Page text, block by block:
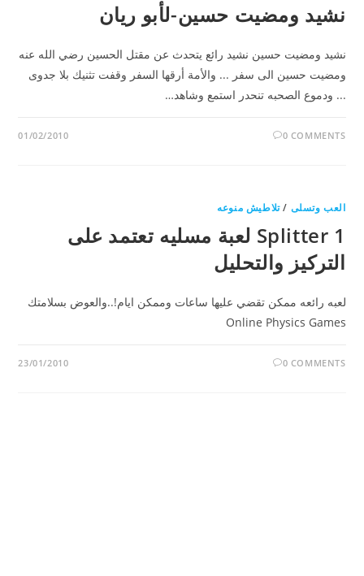
نشيد ومضيت حسين-لأبو ريان
نشيد ومضيت حسين نشيد رائع يتحدث عن مقتل الحسين رضي الله عنه
ومضيت حسين الى سفر ... والأمة أرقها السفر وقفت تثنيك بلا جدوى
... ودموع الصحبه تنحدر استمع وشاهد…
0 COMMENTS
01/02/2010
العب وتسلى /تلاطيش منوعه
Splitter 1 لعبة مسليه تعتمد على
التركيز والتحليل
لعبه رائعه ممكن تقضي عليها ساعات وممكن ايام!..والعوض بسلامتك
Online Physics Games
0 COMMENTS
23/01/2010